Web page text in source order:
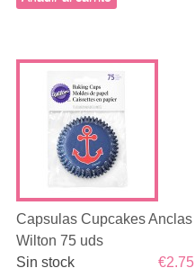
Capsulas Cupcakes Anclas
Wilton 75 uds
€2.75
Sin stock